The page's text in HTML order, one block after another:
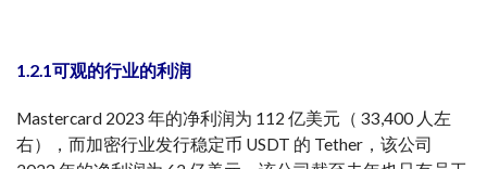
1.2.1可观的行业的利润
Mastercard 2023 年的净利润为 112 亿美元（ 33,400 人左
右），而加密行业发行稳定币 USDT 的 Tether，该公司